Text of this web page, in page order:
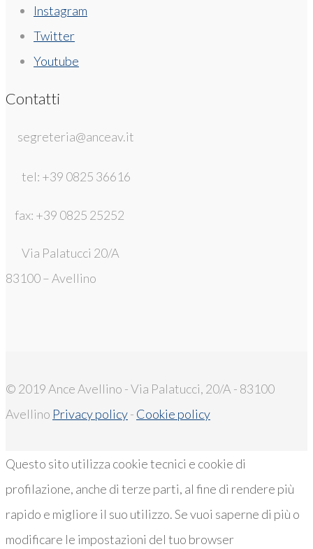
Instagram
Twitter
Youtube
Contatti
segreteria@anceav.it
tel: +39 0825 36616
fax: +39 0825 25252
Via Palatucci 20/A
83100 – Avellino
© 2019 Ance Avellino - Via Palatucci, 20/A - 83100
Avellino Privacy policy- Cookie policy
Questo sito utilizza cookie tecnici e cookie di
profilazione, anche di terze parti, al fine di rendere più
rapido e migliore il suo utilizzo. Se vuoi saperne di più o
modificare le impostazioni del tuo browser